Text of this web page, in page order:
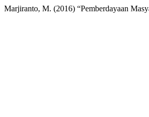
Marjiranto, M. (2016) “Pemberdayaan